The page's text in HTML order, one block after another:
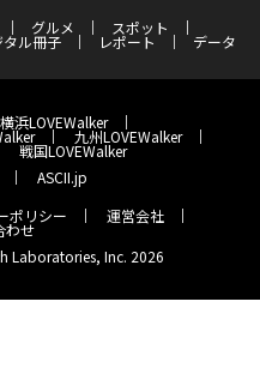
グルメ スポット
タル冊子 レポート データ
横浜LOVEWalker
九州LOVEWalker
戦国LOVEWalker
ASCII.jp
ポリシー 運営会社
わせ
Laboratories, Inc. 2026